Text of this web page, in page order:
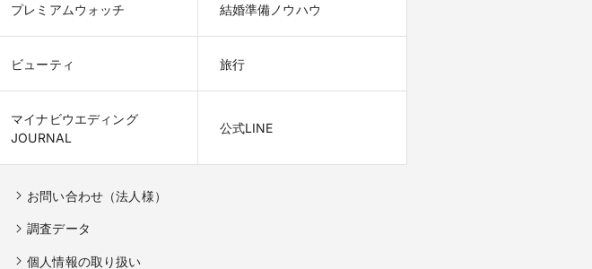
プレミアムウォッチ 結婚準備ノウハウ
ビューティ 旅行
マイナビウエディング
JOURNAL
公式LINE
お問い合わせ（法人様）
調査データ
個人情報の取り扱い